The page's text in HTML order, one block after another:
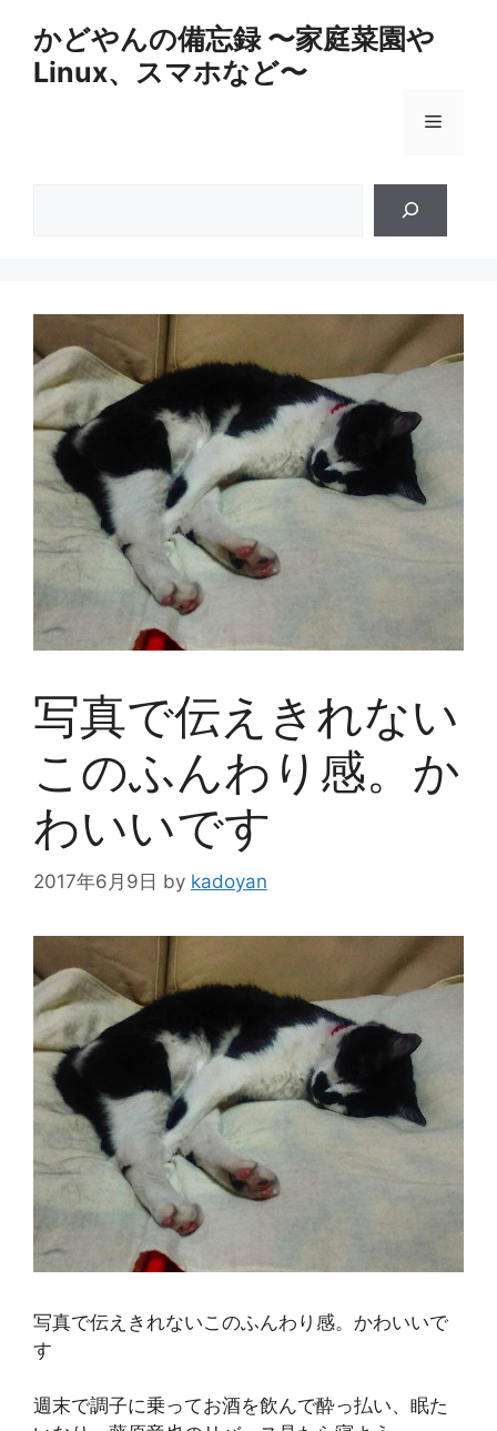
かどやんの備忘録 〜家庭菜園や
Linux、スマホなど〜
メ
ニ
ー
写真で伝えきれない
このふんわり感。か
わいいです
2017年6月9日 by kadoyan
写真で伝えきれないこのふんわり感。かわいいで
す
週末で調子に乗ってお酒を飲んで酔っ払い、眠た